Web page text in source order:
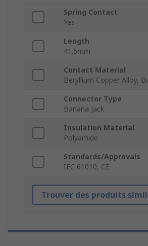
Spring Contact
Yes
Length
41.5mm
Contact Material
Beryllium Copper Alloy,
Connector Type
Banana Jack
Insulation Material
Polyamide
Standards/Approvals
IEC 61010, CE
Trouver des produits